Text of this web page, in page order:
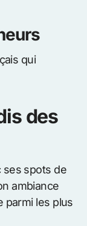
qui
des
spots de
ambiance
parmi les plus